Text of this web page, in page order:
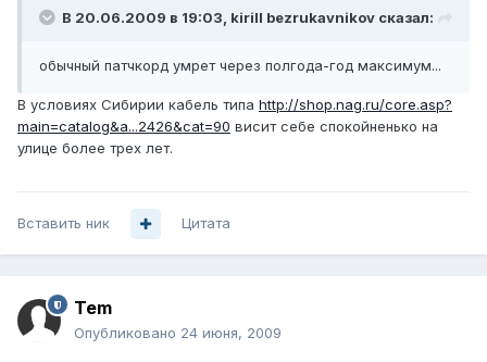
В 20.06.2009 в 19:03, kirill bezrukavnikov сказал:
обычный патчкорд умрет через полгода-год максимум...
В условиях Сибирии кабель типа http://shop.nag.ru/core.asp?
main=catalog&a...2426&cat=90 висит себе спокойненько на
улице более трех лет.
Вставить ник Цитата
Tem
Опубликовано 24 июня, 2009